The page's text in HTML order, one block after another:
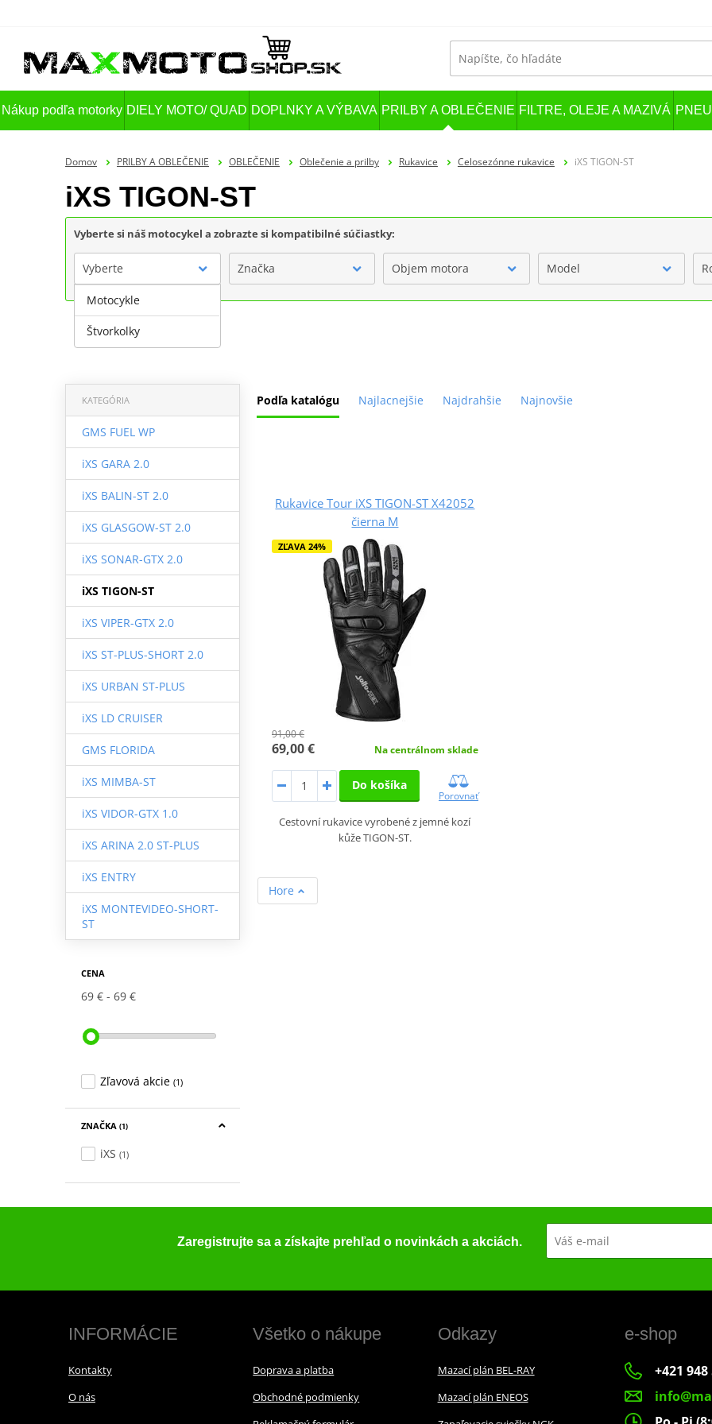
Nákup podľa motorky DIELY MOTO/ QUAD DOPLNKY A VÝBAVA PRILBY A OBLEČENIE FILTRE, OLEJE A MAZIVÁ
Domov PRILBY A OBLEČENIE OBLEČENIE Oblečenie a prilby Rukavice Celosezónne rukavice iXS TIGON-ST
iXS TIGON-ST
Vyberte si náš motocykel a zobrazte si kompatibilné súčiastky:
Vyberte Značka Objem motora Model
Podľa katalógu Najlacnejšie Najdrahšie Najnovšie
KATEGÓRIA
GMS FUEL WP
iXS GARA 2.0
iXS BALIN-ST 2.0
iXS GLASGOW-ST 2.0
iXS SONAR-GTX 2.0
iXS TIGON-ST
iXS VIPER-GTX 2.0
iXS ST-PLUS-SHORT 2.0
iXS URBAN ST-PLUS
iXS LD CRUISER
GMS FLORIDA
iXS MIMBA-ST
iXS VIDOR-GTX 1.0
iXS ARINA 2.0 ST-PLUS
iXS ENTRY
iXS MONTEVIDEO-SHORT-
ST
CENA
69 € 69 €
Zľavová akcie (1)
ZNAČKA (1)
iXS (1)
Rukavice Tour iXS TIGON-ST X42052
čierna M
ZĽAVA 24%
91,00 €
69,00 € Na centrálnom sklade
Do košíka
Porovnať
Cestovní rukavice vyrobené z jemné kozí
kůže TIGON-ST.
Hore
Zaregistrujte sa a získajte prehľad o novinkách a akciách.
INFORMÁCIE
Kontakty
O nás
Všetko o nákupe
Doprava a platba
Obchodné podmienky
Odkazy
Mazací plán BEL-RAY
Mazací plán ENEOS
e-shop
+421
Motocykle
Štvorkolky